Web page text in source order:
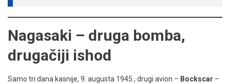
Nagasaki – druga bomba,
drugačiji ishod
Samo tri dana kasnije, 9. augusta 1945., drugi avion – Bockscar –